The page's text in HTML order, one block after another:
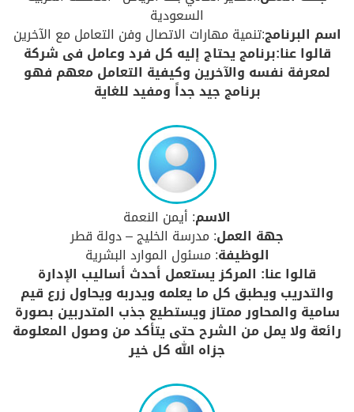
السعودية
اسم البرنامج:تنمية مهارات الاتصال وفن التعامل مع الآخرين
قالوا عنا:برنامج يحتاج إليه كل فرد وعامل فى شركة
لمعرفة نفسه والآخرين وكيفية التعامل معهم فهو
برنامج جيد جداً ومفيد للغاية
الاسم: أيمن النعمة
جهة العمل: مدرسة الخليج – دولة قطر
الوظيفة: مسئول الموارد البشرية
قالوا عنا: المركز يستعمل أحدث أساليب الإدارة
والتدريب ويطبق كل ما يعلمه ويدربه ويحاول زرع قيم
سامية والمحاور ممتاز ويستطيع جذب المتدربين بصورة
رائعة ولا يمل من الشرح حتى يتأكد من وصول المعلومة
جزاه الله كل خير